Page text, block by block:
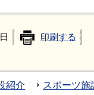
印刷する
紹介 スポーツ施